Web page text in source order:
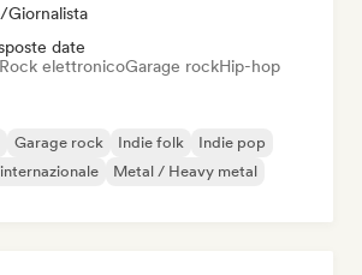
Giornalista
date
Rock elettronicoGarage rockHip-hop
Garage rock Indie folk
Indie pop
Metal / Heavy metal